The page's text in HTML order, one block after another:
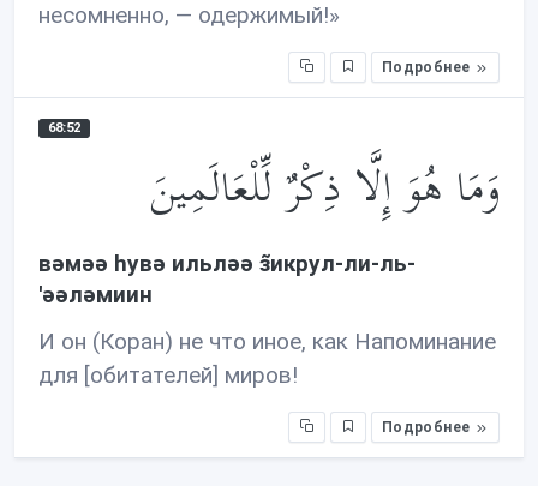
несомненно, — одержимый!»
Подробнее
68:52
وَمَا هُوَ إِلَّا ذِكْرٌ لِّلْعَالَمِينَ
вəмəə hувə ильлəə з̃икрул-ли-ль-
'əəлəмиин
И он (Коран) не что иное, как Напоминание
для [обитателей] миров!
Подробнее